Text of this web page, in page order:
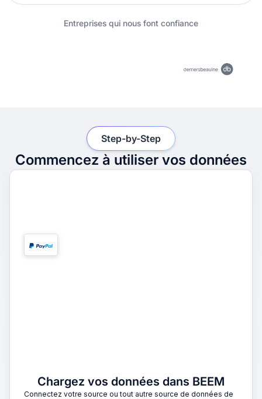
Entreprises qui nous font confiance
Commencez à utiliser vos données
Step-by-Step
Chargez vos données dans BEEM
Connectez votre source ou tout autre source de données de